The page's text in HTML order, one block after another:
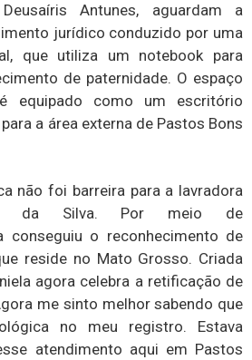
não foi barreira para a lavradora
da Silva. Por meio de
conseguiu o reconhecimento de
reside no Mato Grosso. Criada
agora celebra a retificação de
me sinto melhor sabendo que
no meu registro. Estava
atendimento aqui em Pastos